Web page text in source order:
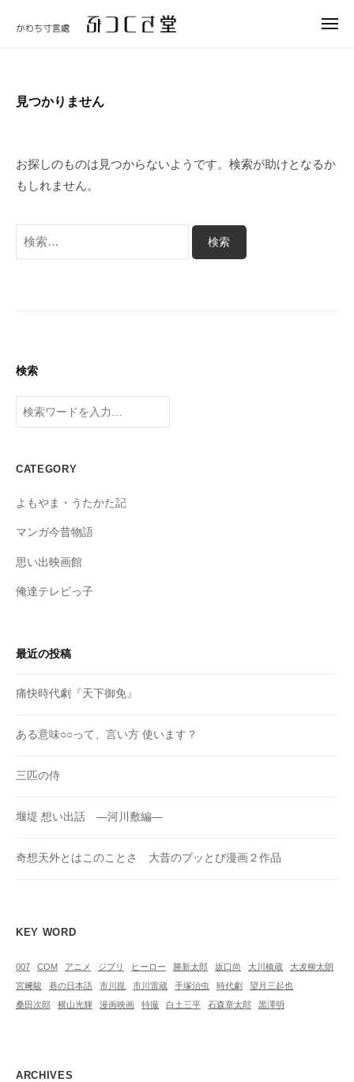
さ
メ
見つかりません
お探しのものは見つからないようです。検索が助けとなるか
もしれません。
検
索:
検索
検
索
CATEGORY
よもやま・うたかた記
マンガ今昔物語
思い出映画館
俺達テレビっ子
最近の投稿
痛快時代劇『天下御免』
ある意味○○って、言い方 使います？
三匹の侍
堰堤 想い出話 ―河川敷編―
奇想天外とはこのことさ 大昔のブッとび漫画２作品
KEY WORD
007 COM アニメ ジブリ ヒーロー 勝新太郎 坂口尚 大川橋蔵
大犮柳太朗
宮﨑駿
巷の日本語 市川崑 市川雷蔵 手塚治虫 時代劇
望月三起也
桑田次郎
横山光輝 漫画映画 特撮 白土三平 石森章太郎 黒澤明
ARCHIVES
く
ー